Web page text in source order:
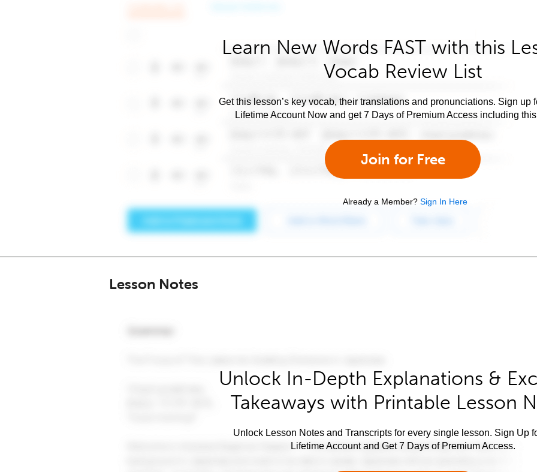
Learn New Words FAST with this
Vocab Review List
Get this lesson’s key vocab, their translations and pronunciations. Sign up
Lifetime Account Now and get 7 Days of Premium Access including
Join for Free
Already a Member? Sign In Here
Lesson Notes
Unlock In-Depth Explanations &
Takeaways with Printable Lesson
Unlock Lesson Notes and Transcripts for every single lesson. Sign Up
Lifetime Account and Get 7 Days of Premium Access.